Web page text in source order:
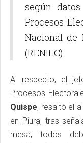
según
Procesos
Nacional de
(RENIEC).
Al respecto, el
Procesos
Quispe, resaltó el
en Piura, tras
mesa, todos